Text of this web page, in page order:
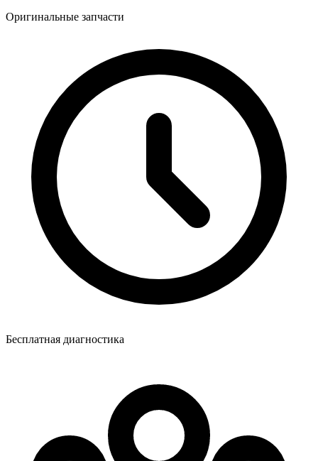
Оригинальные запчасти
Бесплатная диагностика